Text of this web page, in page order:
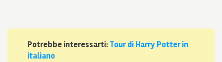
Potrebbe interessarti:Tour di Harry Potter in
italiano